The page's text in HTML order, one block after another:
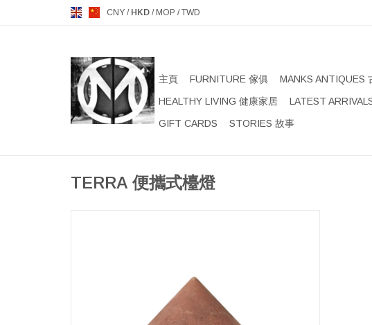
CNY / HKD / MOP /TWD
主頁 FURNITURE 傢俱 MANKS ANTIQUES
HEALTHY LIVING 健康家居
LATEST
GIFT CARDS
STORIES 故事
TERRA 便攜式檯燈